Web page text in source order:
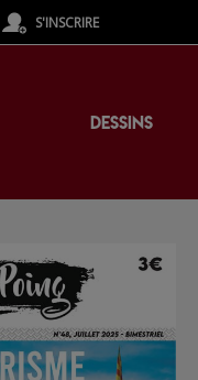
S'INSCRIRE
DESSINS